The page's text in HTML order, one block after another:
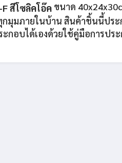
สีโซลิคโอ๊ค ขนาด
กมุมภายในบ้าน สินค้าชิ้นนี้ประ
กอบได้เองด้วยใช้คู่มือการปร